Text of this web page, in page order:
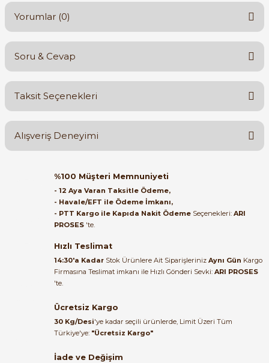
Yorumlar (0)
Bu ürüne ilk yorumu siz yapın!
Soru & Cevap
Ürün hakkında henüz soru sorulmamış.
Taksit Seçenekleri
Alışveriş Deneyimi
Orijinal kutusuyla ertesi gün
ulaştı elimize. Teşekkürler.
B... A... | 27/06/2026
bundan mehmet bey ilgi ve
alakası için teşekkür ederim
muhammed demirci |
Ürün elime eksiksiz ve hasarsız
ulaştı. Paketleme özenliydi,
%100 Müşteri Memnuniyeti
- 12 Aya Varan Taksitle Ödeme,
- Havale/EFT ile Ödeme İmkanı,
- PTT Kargo ile Kapıda Nakit Ödeme Seçenekleri: ARI
PROSES 'te.
Hızlı Teslimat
14:30'a Kadar Stok Ürünlere Ait Siparişleriniz Aynı Gün Kargo
Firmasına Teslimat imkanı ile Hızlı Gönderi Sevki: ARI PROSES
'te.
Ücretsiz Kargo
30 Kg/Desi'ye kadar seçili ürünlerde, Limit Üzeri Tüm
Türkiye'ye: "Ücretsiz Kargo"
İade ve Değişim